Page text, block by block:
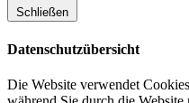
Schließen
Datenschutzübersicht
Die Website verwendet